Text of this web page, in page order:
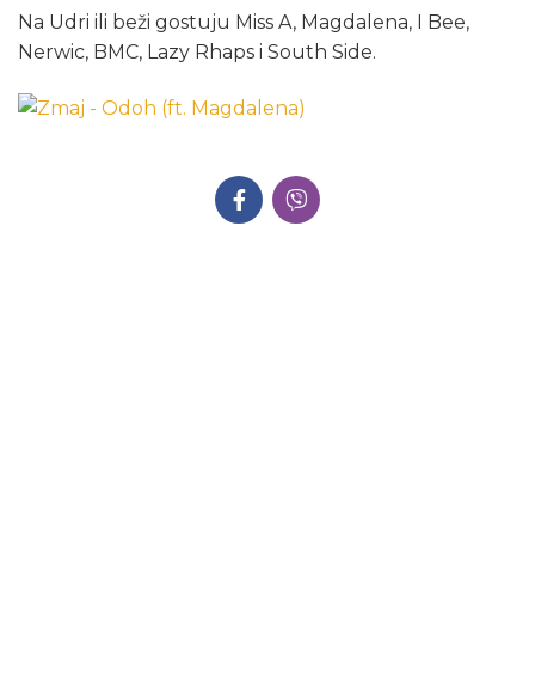
Na Udri ili beži gostuju Miss A, Magdalena, I Bee,
Nerwic, BMC, Lazy Rhaps i South Side.